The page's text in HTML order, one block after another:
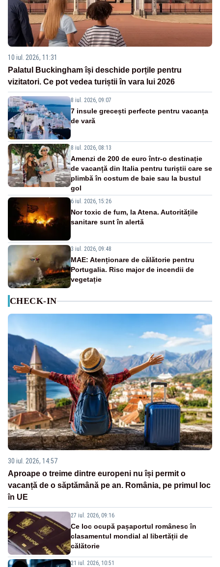
10 iul. 2026, 11:31
Palatul Buckingham își deschide porțile pentru
vizitatori. Ce pot vedea turiștii în vara lui 2026
8 iul. 2026, 09:07
7 insule grecești perfecte pentru vacanța
de vară
8 iul. 2026, 08:13
Amenzi de 200 de euro într-o destinație
de vacanță din Italia pentru turiștii care se
plimbă în costum de baie sau la bustul
gol
6 iul. 2026, 15:26
Nor toxic de fum, la Atena. Autoritățile
sanitare sunt în alertă
3 iul. 2026, 09:48
MAE: Atenționare de călătorie pentru
Portugalia. Risc major de incendii de
vegetație
CHECK-IN
30 iul. 2026, 14:57
Aproape o treime dintre europeni nu își permit o
vacanță de o săptămână pe an. România, pe primul loc
în UE
27 iul. 2026, 09:16
Ce loc ocupă pașaportul românesc în
clasamentul mondial al libertății de
călătorie
21 iul. 2026, 10:51